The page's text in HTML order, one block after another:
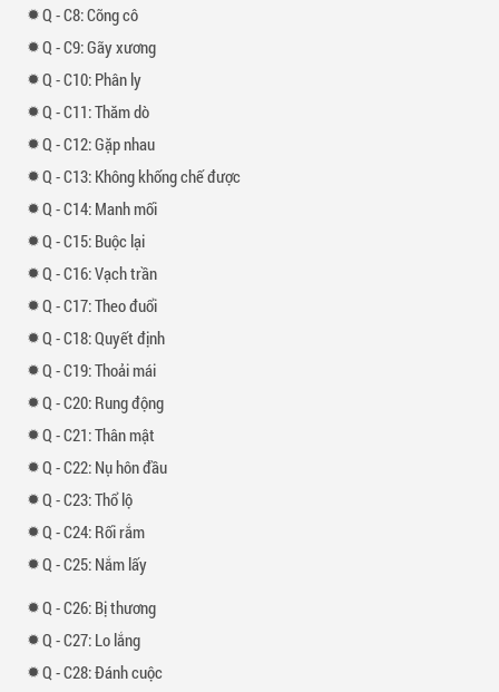
- 8: Cõng cô
- 9: Gãy xương
- 10: Phân ly
- 11: Thăm dò
- 12: Gặp nhau
- 13: Không khống chế được
- 14: Manh mối
- 15: Buộc lại
- 16: Vạch trần
- 17: Theo đuổi
- 18: Quyết định
- 19: Thoải mái
- 20: Rung động
- 21: Thân mật
- 22: Nụ hôn đầu
- 23: Thổ lộ
- 24: Rối rắm
- 25: Nắm lấy
- 26: Bị thương
- 27: Lo lắng
- 28: Đánh cuộc